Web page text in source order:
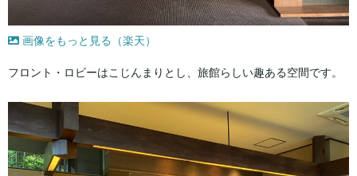
画像をもっと見る（楽天）
フロント・ロビーはこじんまりとし、旅館らしい趣ある空間です。